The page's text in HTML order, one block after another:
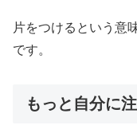
片をつけるという意
です。
もっと自分に